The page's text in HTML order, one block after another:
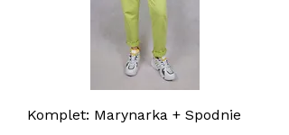
Komplet: Marynarka + Spodnie